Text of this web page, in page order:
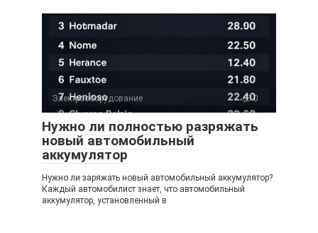
Электрооборудование 0
Нужно ли полностью разряжать
новый автомобильный
аккумулятор
Нужно ли заряжать новый автомобильный аккумулятор?
Каждый автомобилист знает, что автомобильный
аккумулятор, установленный в